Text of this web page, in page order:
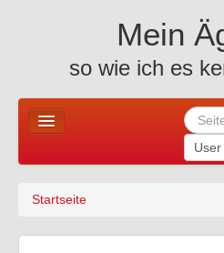
Mein
so wie ich es
Suche
Sie sind hier
Startseite